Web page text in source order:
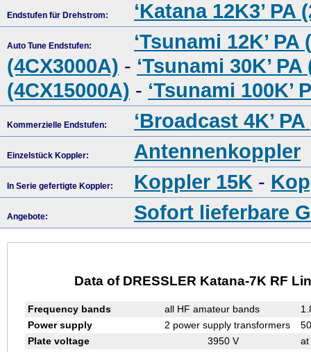
Endstufen für Drehstrom: ‘Katana 12K3’ PA
Auto Tune Endstufen:
‘Tsunami 12K’ PA
(4CX3000A) - ‘Tsunami 30K’
(4CX15000A) - ‘Tsunami 100K’
Kommerzielle Endstufen: ‘Broadcast 4K’
Einzelstück Koppler: Antennenkoppler
In Serie gefertigte Koppler: Koppler 15K -
Angebote: Sofort lieferbare
Data of DRESSLER Katana-7K RF
Frequency bands all HF amateur bands
Power supply
2 power supply transformers
Plate voltage
3950 V
at